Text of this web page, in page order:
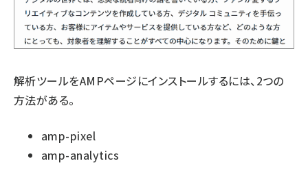
解析ツールをAMPページにインストールするには、2つの
方法がある。
amp-pixel
amp-analytics